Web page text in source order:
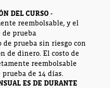
DEL CURSO -
reembolsable, y el
de prueba
de prueba sin riesgo con
de dinero. El costo de
reembolsable
de 14 días.
ES DE DURANTE